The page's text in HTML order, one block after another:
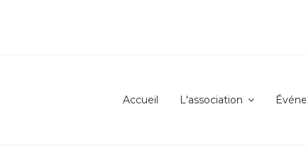
Accueil L'association